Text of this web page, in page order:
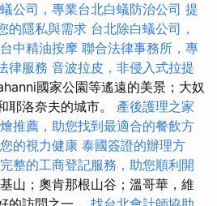
公司，專業台北白蟻防治公司 提
的隱私與需求 台北除白蟻公司，
台中精油按摩 聯合法律事務所，專
律服務 音波拉皮，非侵入式拉提
國家公園等遙遠的美景；大奴
耶洛奈夫的城市。 產後護理之家
推薦，助您找到最適合的餐飲方
的視力健康 泰國簽證的辦理方
完整的工商登記服務，助您順利開
山；奧肯那根山谷；溫哥華，維